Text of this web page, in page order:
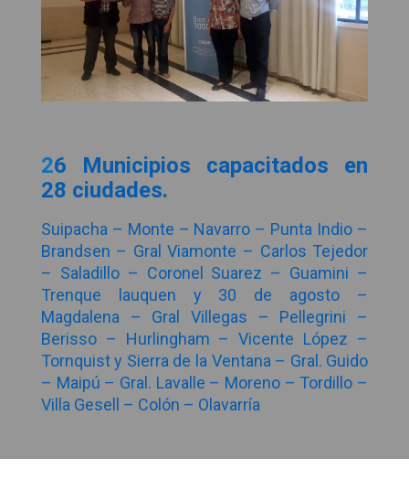
26 Municipios capacitados en
28 ciudades.
Suipacha – Monte – Navarro – Punta Indio –
Brandsen – Gral Viamonte – Carlos Tejedor
– Saladillo – Coronel Suarez – Guamini –
Trenque lauquen y 30 de agosto –
Magdalena – Gral Villegas – Pellegrini –
Berisso – Hurlingham – Vicente López –
Tornquist y Sierra de la Ventana – Gral. Guido
– Maipú – Gral. Lavalle – Moreno – Tordillo –
Villa Gesell – Colón – Olavarría